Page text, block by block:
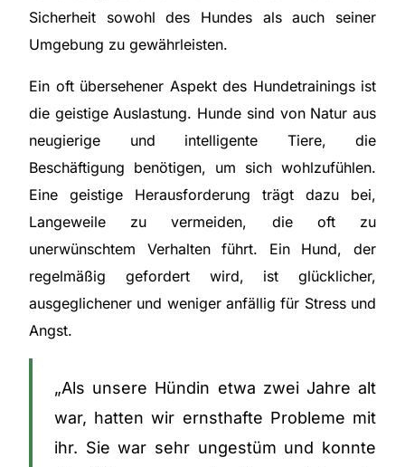
Sicherheit sowohl des Hundes als auch seiner
Umgebung zu gewährleisten.
Ein oft übersehener Aspekt des Hundetrainings ist
die geistige Auslastung. Hunde sind von Natur aus
neugierige und intelligente Tiere, die
Beschäftigung benötigen, um sich wohlzufühlen.
Eine geistige Herausforderung trägt dazu bei,
Langeweile zu vermeiden, die oft zu
unerwünschtem Verhalten führt. Ein Hund, der
regelmäßig gefordert wird, ist glücklicher,
ausgeglichener und weniger anfällig für Stress und
Angst.
„Als unsere Hündin etwa zwei Jahre alt
war, hatten wir ernsthafte Probleme mit
ihr. Sie war sehr ungestüm und konnte